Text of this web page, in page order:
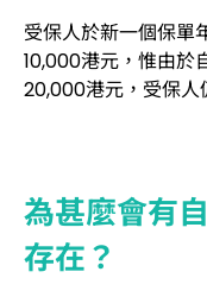
受保人於新一個保單
10,000港元，惟由於
20,000港元，受保人
為甚麼會有
存在？